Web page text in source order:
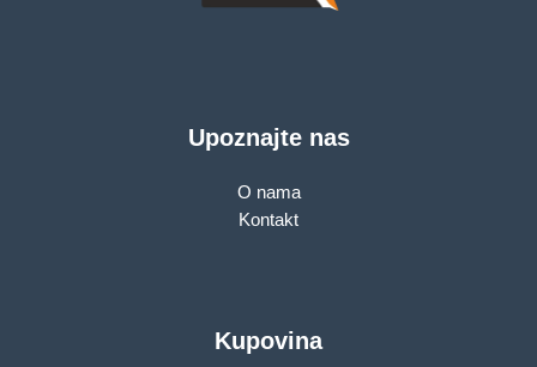
Upoznajte nas
O nama
Kontakt
Kupovina